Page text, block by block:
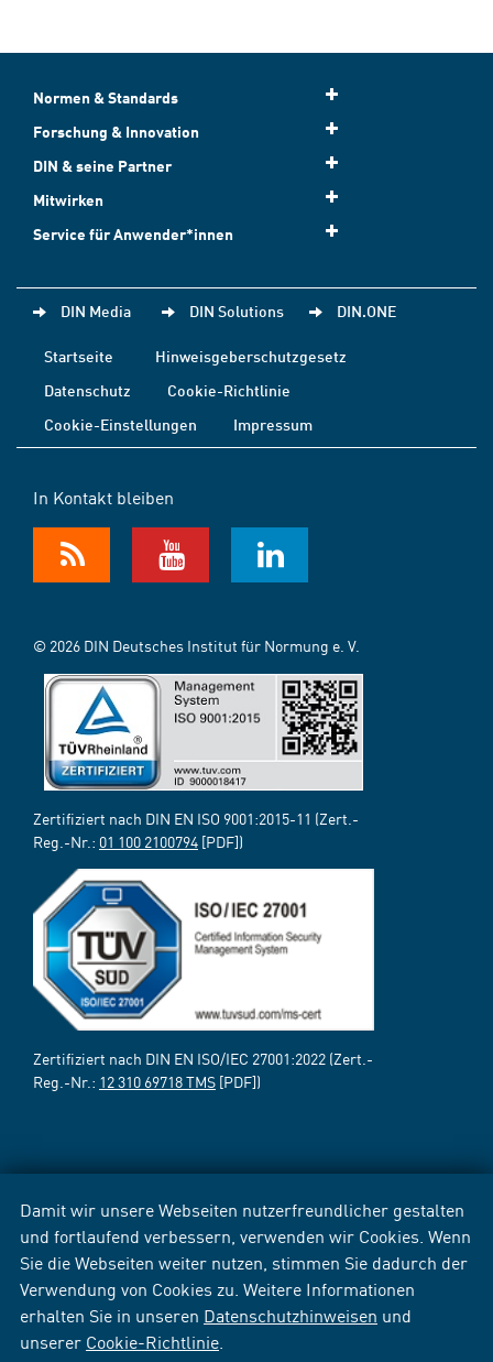
Damit wir unsere Webseiten nutzerfreundlicher gestalten
und fortlaufend verbessern, verwenden wir Cookies. Wenn
Sie die Webseiten weiter nutzen, stimmen Sie dadurch der
Verwendung von Cookies zu. Weitere Informationen
erhalten Sie in unseren Datenschutzhinweisen und
unserer Cookie-Richtlinie
Normen & Standards
Forschung & Innovation
DIN & seine Partner
Mitwirken
Service für Anwender*innen
DIN Media DIN Solutions DIN.ONE
Startseite
Hinweisgeberschutzgesetz
Datenschutz
Cookie-Richtlinie
Cookie-Einstellungen
Impressum
In Kontakt bleiben
© 2026 DIN Deutsches Institut für Normung e. V.
Zertifiziert nach DIN EN ISO 9001:2015-11 (Zert.-
Reg.-Nr.: 01 100 2100794 [PDF])
Zertifiziert nach DIN EN ISO/IEC 27001:2022 (Zert.-
Reg.-Nr.: 12 310 69718 TMS [PDF])